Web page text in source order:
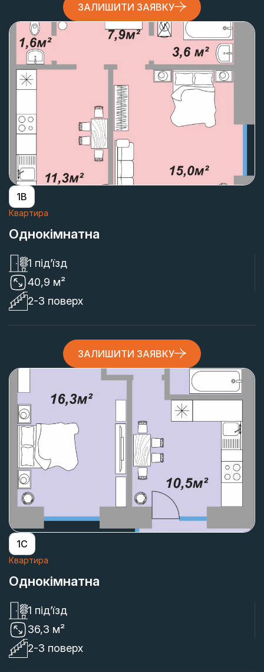
ЗАЛИШИТИ ЗАЯВКУ
1В
Квартира
Однокімнатна
1 під’їзд
40,9 м²
2-3 поверх
ЗАЛИШИТИ ЗАЯВКУ
1С
Квартира
Однокімнатна
1 під’їзд
36,3 м²
2-3 поверх